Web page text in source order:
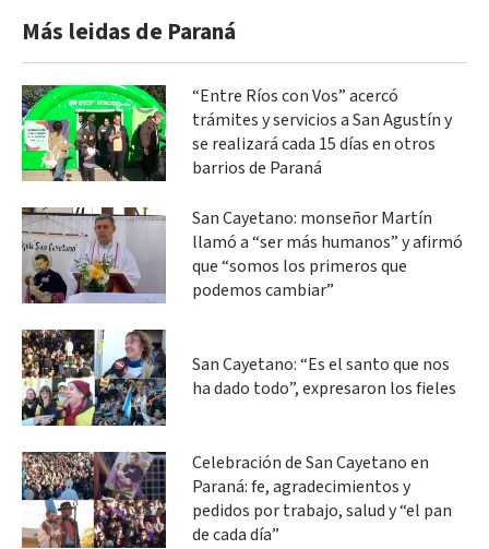
Más leidas de Paraná
“Entre Ríos con Vos” acercó
trámites y servicios a San Agustín y
se realizará cada 15 días en otros
barrios de Paraná
San Cayetano: monseñor Martín
llamó a “ser más humanos” y afirmó
que “somos los primeros que
podemos cambiar”
San Cayetano: “Es el santo que nos
ha dado todo”, expresaron los fieles
Celebración de San Cayetano en
Paraná: fe, agradecimientos y
pedidos por trabajo, salud y “el pan
de cada día”